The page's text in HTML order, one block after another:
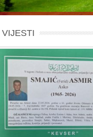
VIJESTI